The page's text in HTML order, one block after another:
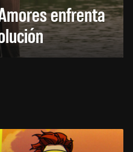
enfrenta